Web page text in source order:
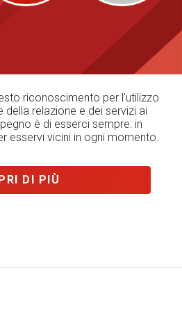
riconoscimento per l’utilizzo
della relazione e dei servizi ai
è di esserci sempre: in
esservi vicini in ogni momento.
DI PIÙ